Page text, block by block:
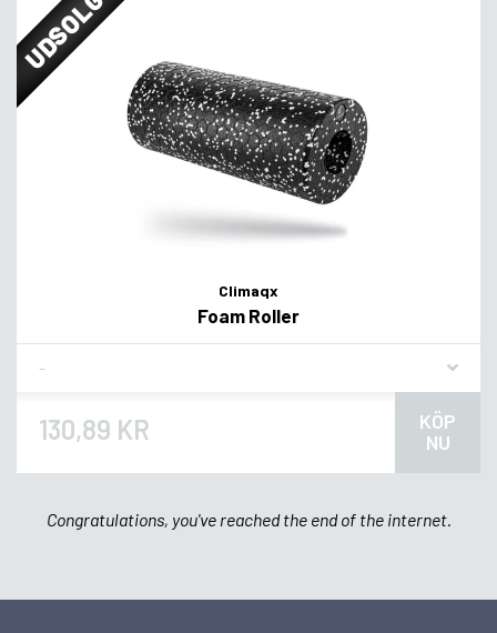
UDSOLGT
Climaqx
Foam Roller
130,89 KR
KÖP
NU
Congratulations, you've reached the end of the internet.